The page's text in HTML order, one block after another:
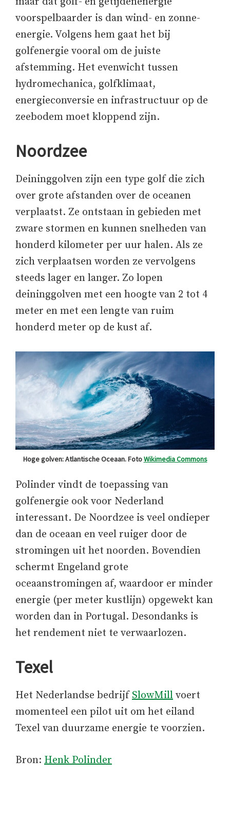
voorspelbaarder is dan wind- en zonne-
energie. Volgens hem gaat het bij
golfenergie vooral om de juiste
afstemming. Het evenwicht tussen
hydromechanica, golfklimaat,
energieconversie en infrastructuur op de
zeebodem moet kloppend zijn.
Noordzee
Deininggolven zijn een type golf die zich
over grote afstanden over de oceanen
verplaatst. Ze ontstaan in gebieden met
zware stormen en kunnen snelheden van
honderd kilometer per uur halen. Als ze
zich verplaatsen worden ze vervolgens
steeds lager en langer. Zo lopen
deininggolven met een hoogte van 2 tot 4
meter en met een lengte van ruim
honderd meter op de kust af.
Hoge golven: Atlantische Oceaan. FotoWikimedia Commons
Polinder vindt de toepassing van
golfenergie ook voor Nederland
interessant. De Noordzee is veel ondieper
dan de oceaan en veel ruiger door de
stromingen uit het noorden. Bovendien
schermt Engeland grote
oceaanstromingen af, waardoor er minder
energie (per meter kustlijn) opgewekt kan
worden dan in Portugal. Desondanks is
het rendement niet te verwaarlozen.
Texel
Het Nederlandse bedrijfSlowMill voert
momenteel een pilot uit om het eiland
Texel van duurzame energie te voorzien.
Bron: Henk Polinder